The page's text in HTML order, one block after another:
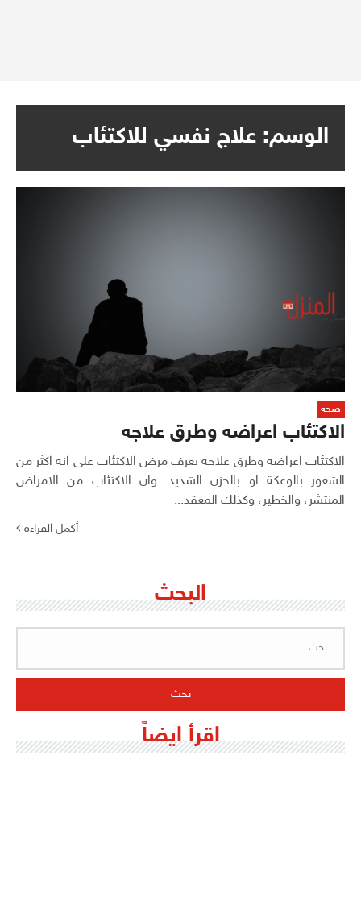
الوسم: علاج نفسي للاكتئاب
صحه
الاكتئاب اعراضه وطرق علاجه
الاكتئاب اعراضه وطرق علاجه يعرف مرض الاكتئاب على انه اكثر من
الشعور بالوعكة او بالحزن الشديد. وان الاكتئاب من الامراض
المنتشر، والخطير، وكذلك المعقد...
أكمل القراءة
البحث
اقرأ ايضاً